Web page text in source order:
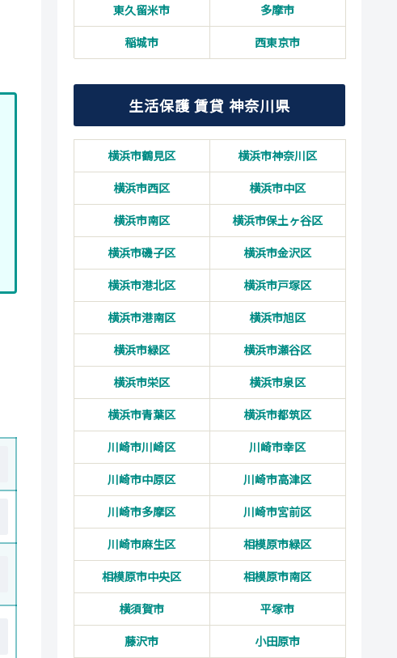
東久留米市
多摩市
稲城市
西東京市
生活保護 賃貸 神奈川県
横浜市鶴見区
横浜市神奈川区
横浜市西区
横浜市中区
横浜市南区
横浜市保土ヶ谷区
横浜市磯子区
横浜市金沢区
横浜市港北区
横浜市戸塚区
横浜市港南区
横浜市旭区
横浜市緑区
横浜市瀬谷区
横浜市栄区
横浜市泉区
横浜市青葉区
横浜市都筑区
川崎市川崎区
川崎市幸区
川崎市中原区
川崎市高津区
川崎市多摩区
川崎市宮前区
川崎市麻生区
相模原市緑区
相模原市中央区
相模原市南区
横須賀市
平塚市
藤沢市
小田原市